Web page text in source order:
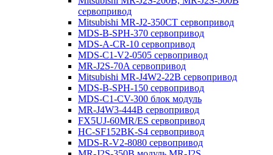
сервопривод
Mitsubishi MR-J2-350CT сервопривод
MDS-B-SPH-370 сервопривод
MDS-A-CR-10 сервопривод
MDS-C1-V2-0505 сервопривод
MR-J2S-70A сервопривод
Mitsubishi MR-J4W2-22B сервопривод
MDS-B-SPH-150 сервопривод
MDS-C1-CV-300 блок модуль
MR-J4W3-444B сервопривод
FX5UJ-60MR/ES сервопривод
HC-SF152BK-S4 сервопривод
MDS-R-V2-8080 сервопривод